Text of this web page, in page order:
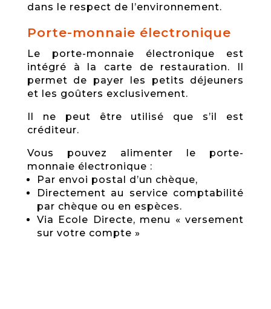
dans le respect de l’environnement.
Porte-monnaie électronique
Le porte-monnaie électronique est
intégré à la carte de restauration. Il
permet de payer les petits déjeuners
et les goûters exclusivement.
Il ne peut être utilisé que s’il est
créditeur.
Vous pouvez alimenter le porte-
monnaie électronique :
Par envoi postal d’un chèque,
Directement au service comptabilité
par chèque ou en espèces.
Via Ecole Directe, menu « versement
sur votre compte »